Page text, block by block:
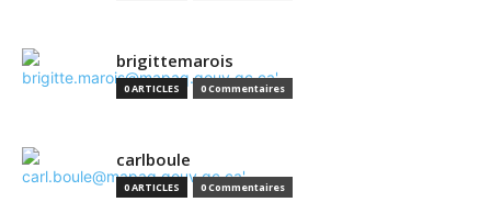
brigittemarois
0 ARTICLES 0 Commentaires
carlboule
0 ARTICLES 0 Commentaires